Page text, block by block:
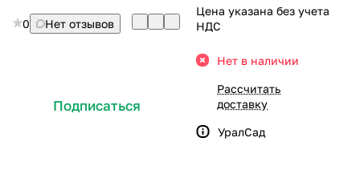
0 Нет отзывов
Подписаться
Цена указана без учета
НДС
Нет в наличии
Рассчитать
доставку
УралСад